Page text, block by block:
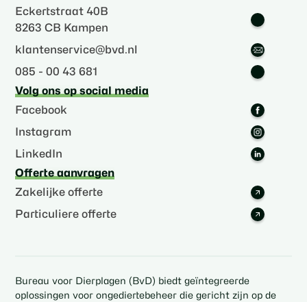
Eckertstraat 40B
8263 CB Kampen
klantenservice@bvd.nl
085 - 00 43 681
Volg ons op social media
Facebook
Instagram
LinkedIn
Offerte aanvragen
Zakelijke offerte
Particuliere offerte
Bureau voor Dierplagen (BvD) biedt geïntegreerde
oplossingen voor ongediertebeheer die gericht zijn op de